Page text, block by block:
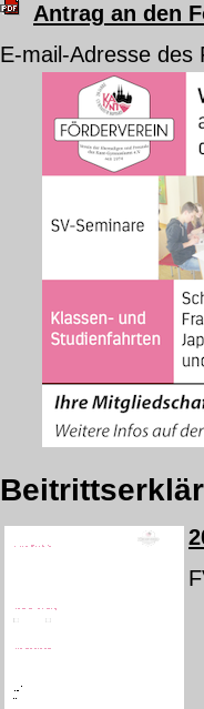
Antrag an den
E-mail-Adresse des